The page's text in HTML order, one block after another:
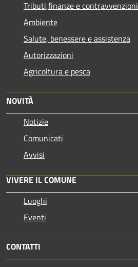
Tributi,finanze e contravvenzioni
Ambiente
Salute, benessere e assistenza
Autorizzazioni
Agricoltura e pesca
NOVITÀ
Notizie
Comunicati
Avvisi
VIVERE IL COMUNE
Luoghi
Eventi
CONTATTI